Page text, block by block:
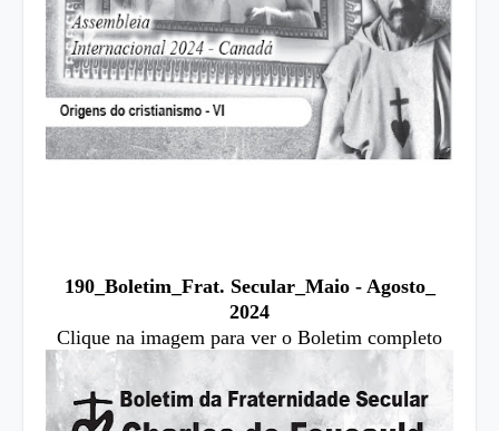
190_Boletim_Frat. Secular_Maio - Agosto_
2024
Clique na imagem para ver o Boletim completo